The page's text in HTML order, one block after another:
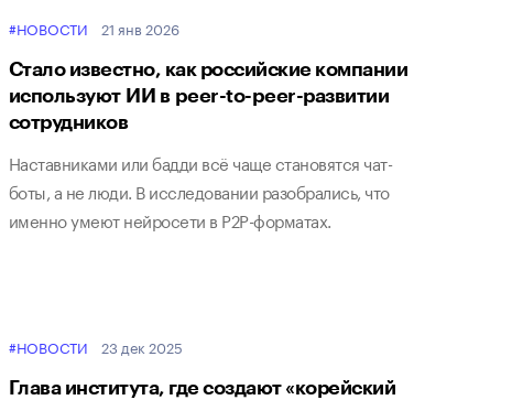
#НОВОСТИ 21 янв 2026
Стало известно, как российские компании
используют ИИ в peer-to-peer-развитии
сотрудников
Наставниками или бадди всё чаще становятся чат-
боты, а не люди. В исследовании разобрались, что
именно умеют нейросети в P2P-форматах.
#НОВОСТИ 23 дек 2025
Глава института, где создают «корейский